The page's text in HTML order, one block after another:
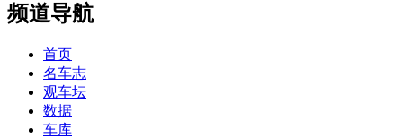
频道导航
首页
名车志
观车坛
数据
车库